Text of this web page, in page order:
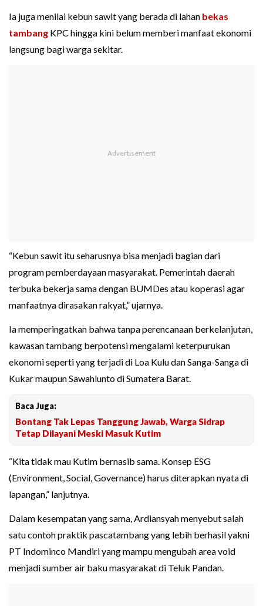
Ia juga menilai kebun sawit yang berada di lahan bekas
tambang KPC hingga kini belum memberi manfaat ekonomi
langsung bagi warga sekitar.
“Kebun sawit itu seharusnya bisa menjadi bagian dari
program pemberdayaan masyarakat. Pemerintah daerah
terbuka bekerja sama dengan BUMDes atau koperasi agar
manfaatnya dirasakan rakyat,” ujarnya.
Ia memperingatkan bahwa tanpa perencanaan berkelanjutan,
kawasan tambang berpotensi mengalami keterpurukan
ekonomi seperti yang terjadi di Loa Kulu dan Sanga-Sanga di
Kukar maupun Sawahlunto di Sumatera Barat.
Baca Juga:
Bontang Tak Lepas Tanggung Jawab, Warga Sidrap
Tetap Dilayani Meski Masuk Kutim
“Kita tidak mau Kutim bernasib sama. Konsep ESG
(Environment, Social, Governance) harus diterapkan nyata di
lapangan,” lanjutnya.
Dalam kesempatan yang sama, Ardiansyah menyebut salah
satu contoh praktik pascatambang yang lebih berhasil yakni
PT Indominco Mandiri yang mampu mengubah area void
menjadi sumber air baku masyarakat di Teluk Pandan.